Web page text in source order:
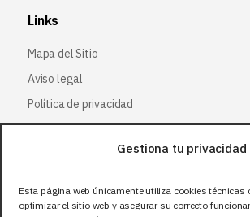
Gestiona tu privacidad
Esta página web únicamente utiliza cookies técnicas
optimizar el sitio web y asegurar su correcto
Links
Mapa del Sitio
Aviso legal
Política de privacidad
Política de cookies
Síguenos